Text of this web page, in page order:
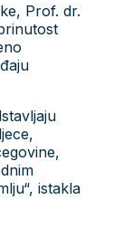
Prof. dr.
istakla